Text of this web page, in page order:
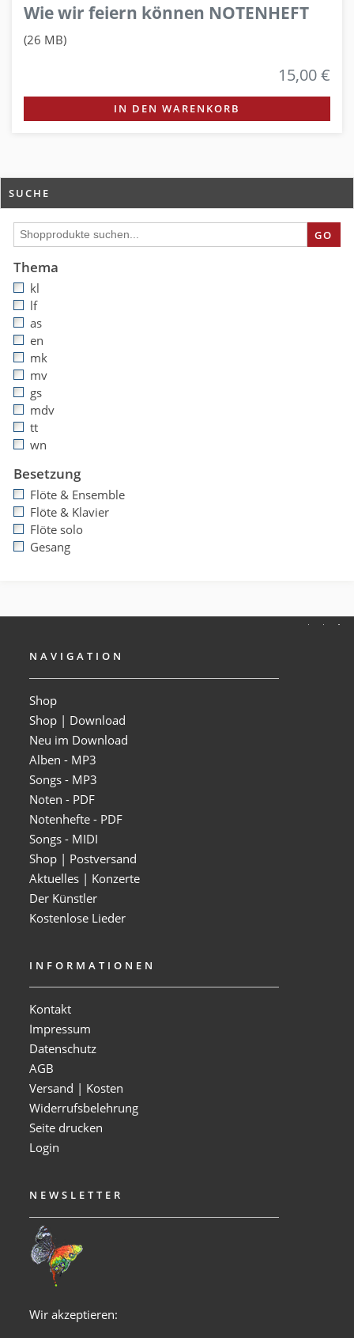
Wie wir feiern können NOTENHEFT
(26 MB)
15,00 €
IN DEN WARENKORB
SUCHE
GO
Thema
kl
lf
as
en
mk
mv
gs
mdv
tt
wn
Besetzung
Flöte & Ensemble
Flöte & Klavier
Flöte solo
Gesang
NAVIGATION
Shop
Shop | Download
Neu im Download
Alben - MP3
Songs - MP3
Noten - PDF
Notenhefte - PDF
Songs - MIDI
Shop | Postversand
Aktuelles | Konzerte
Der Künstler
Kostenlose Lieder
INFORMATIONEN
Kontakt
Impressum
Datenschutz
AGB
Versand | Kosten
Widerrufsbelehrung
Seite drucken
Login
NEWSLETTER
Wir akzeptieren: